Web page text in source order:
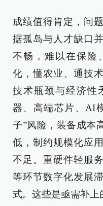
成绩值得肯定，问
据孤岛与人才缺口
不畅，难以在保险
化，懂农业、通技
技术瓶颈与经济性
器、高端芯片、AI
子”风险，装备成本
低，制约规模化应
不足。重硬件轻服
等环节数字化发展
式。这些是亟需补上